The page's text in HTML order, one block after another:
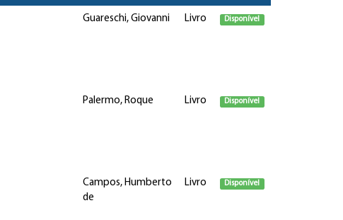
Guareschi, Giovanni Livro Disponível
Palermo, Roque Livro Disponível
Campos, Humberto
de
Livro Disponível